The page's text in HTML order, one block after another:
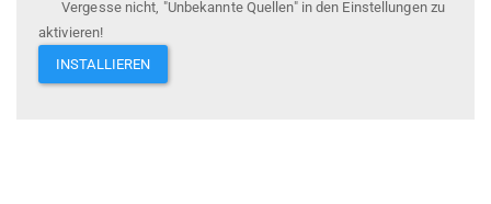
Vergesse nicht, "Unbekannte Quellen" in den Einstellungen zu
aktivieren!
INSTALLIEREN